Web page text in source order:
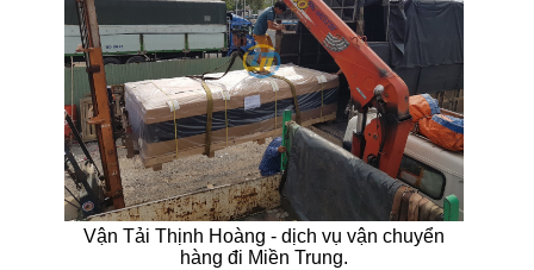
Vận Tải Thịnh Hoàng - dịch vụ vận chuyển
hàng đi Miền Trung.